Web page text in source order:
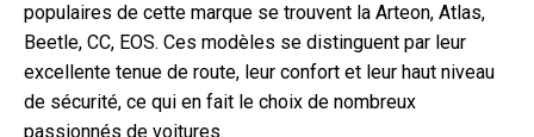
populaires de cette marque se trouvent la Arteon, Atlas,
Beetle, CC, EOS. Ces modèles se distinguent par leur
excellente tenue de route, leur confort et leur haut niveau
de sécurité, ce qui en fait le choix de nombreux
passionnés de voitures.